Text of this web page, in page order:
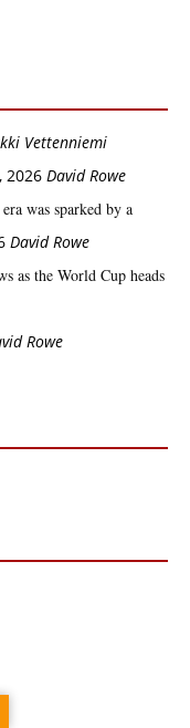
Vetten­­niemi
2026 David Rowe
was sparked by a
David Rowe
as the World Cup heads
Rowe